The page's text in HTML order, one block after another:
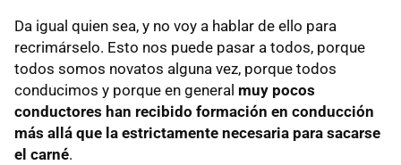
Da igual quien sea, y no voy a hablar de ello para
recrimárselo. Esto nos puede pasar a todos, porque
todos somos novatos alguna vez, porque todos
conducimos y porque en general muy pocos
conductores han recibido formación en conducción
más allá que la estrictamente necesaria para sacarse
el carné.